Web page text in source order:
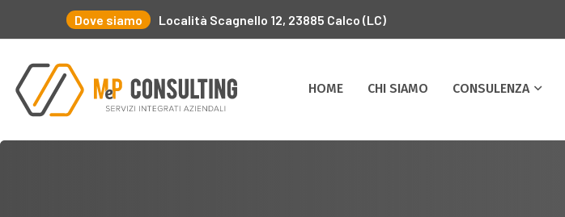
Dove siamo Località Scagnello 12, 23885 Calco (LC)
HOME CHI SIAMO CONSULENZA